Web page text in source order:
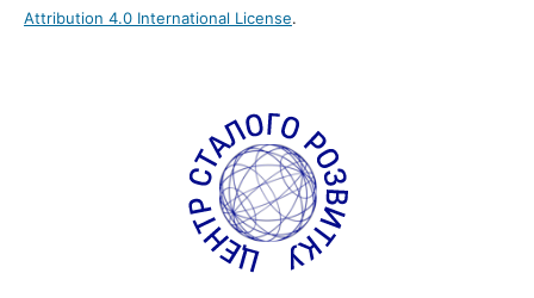
Attribution 4.0 International License.